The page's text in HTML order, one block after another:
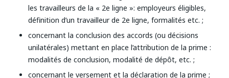
les travailleurs de la « 2e ligne »: employeurs éligibles,
définition d’un travailleur de 2e ligne, formalités etc. ;
concernant la conclusion des accords (ou décisions
unilatérales) mettant en place l’attribution de la prime :
modalités de conclusion, modalité de dépôt, etc. ;
concernant le versement et la déclaration de la prime ;